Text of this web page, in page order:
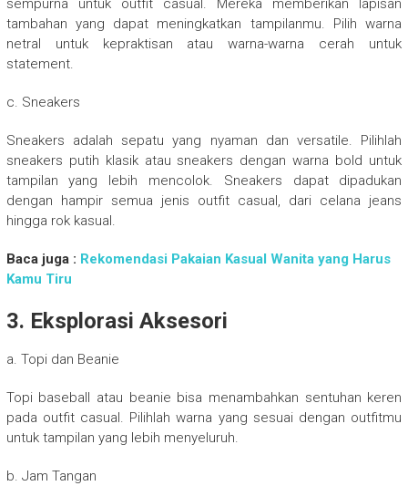
sempurna untuk outfit casual. Mereka memberikan lapisan
tambahan yang dapat meningkatkan tampilanmu. Pilih warna
netral untuk kepraktisan atau warna-warna cerah untuk
statement.
c. Sneakers
Sneakers adalah sepatu yang nyaman dan versatile. Pilihlah
sneakers putih klasik atau sneakers dengan warna bold untuk
tampilan yang lebih mencolok. Sneakers dapat dipadukan
dengan hampir semua jenis outfit casual, dari celana jeans
hingga rok kasual.
Baca juga : Rekomendasi Pakaian Kasual Wanita yang Harus
Kamu Tiru
3. Eksplorasi Aksesori
a. Topi dan Beanie
Topi baseball atau beanie bisa menambahkan sentuhan keren
pada outfit casual. Pilihlah warna yang sesuai dengan outfitmu
untuk tampilan yang lebih menyeluruh.
b. Jam Tangan